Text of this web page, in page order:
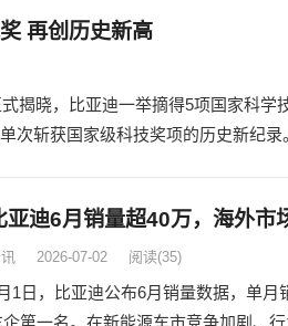
再创历史新高
揭晓，比亚迪一举摘得5项国家科学
次斩获国家级科技奖项的历史新纪
亚迪6月销量超40万，海外市
2026-07-02 阅读(35)
1日，比亚迪公布6月销量数据，单月
企第一名。在新能源车市竞争加剧、